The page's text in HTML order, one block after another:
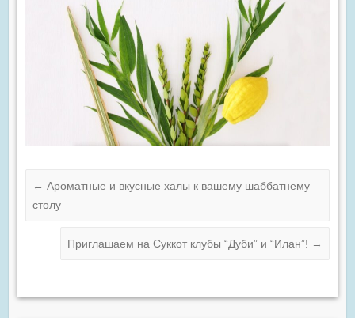
← Ароматные и вкусные халы к вашему шаббатнему
столу
Приглашаем на Суккот клубы “Дуби” и “Илан”! →